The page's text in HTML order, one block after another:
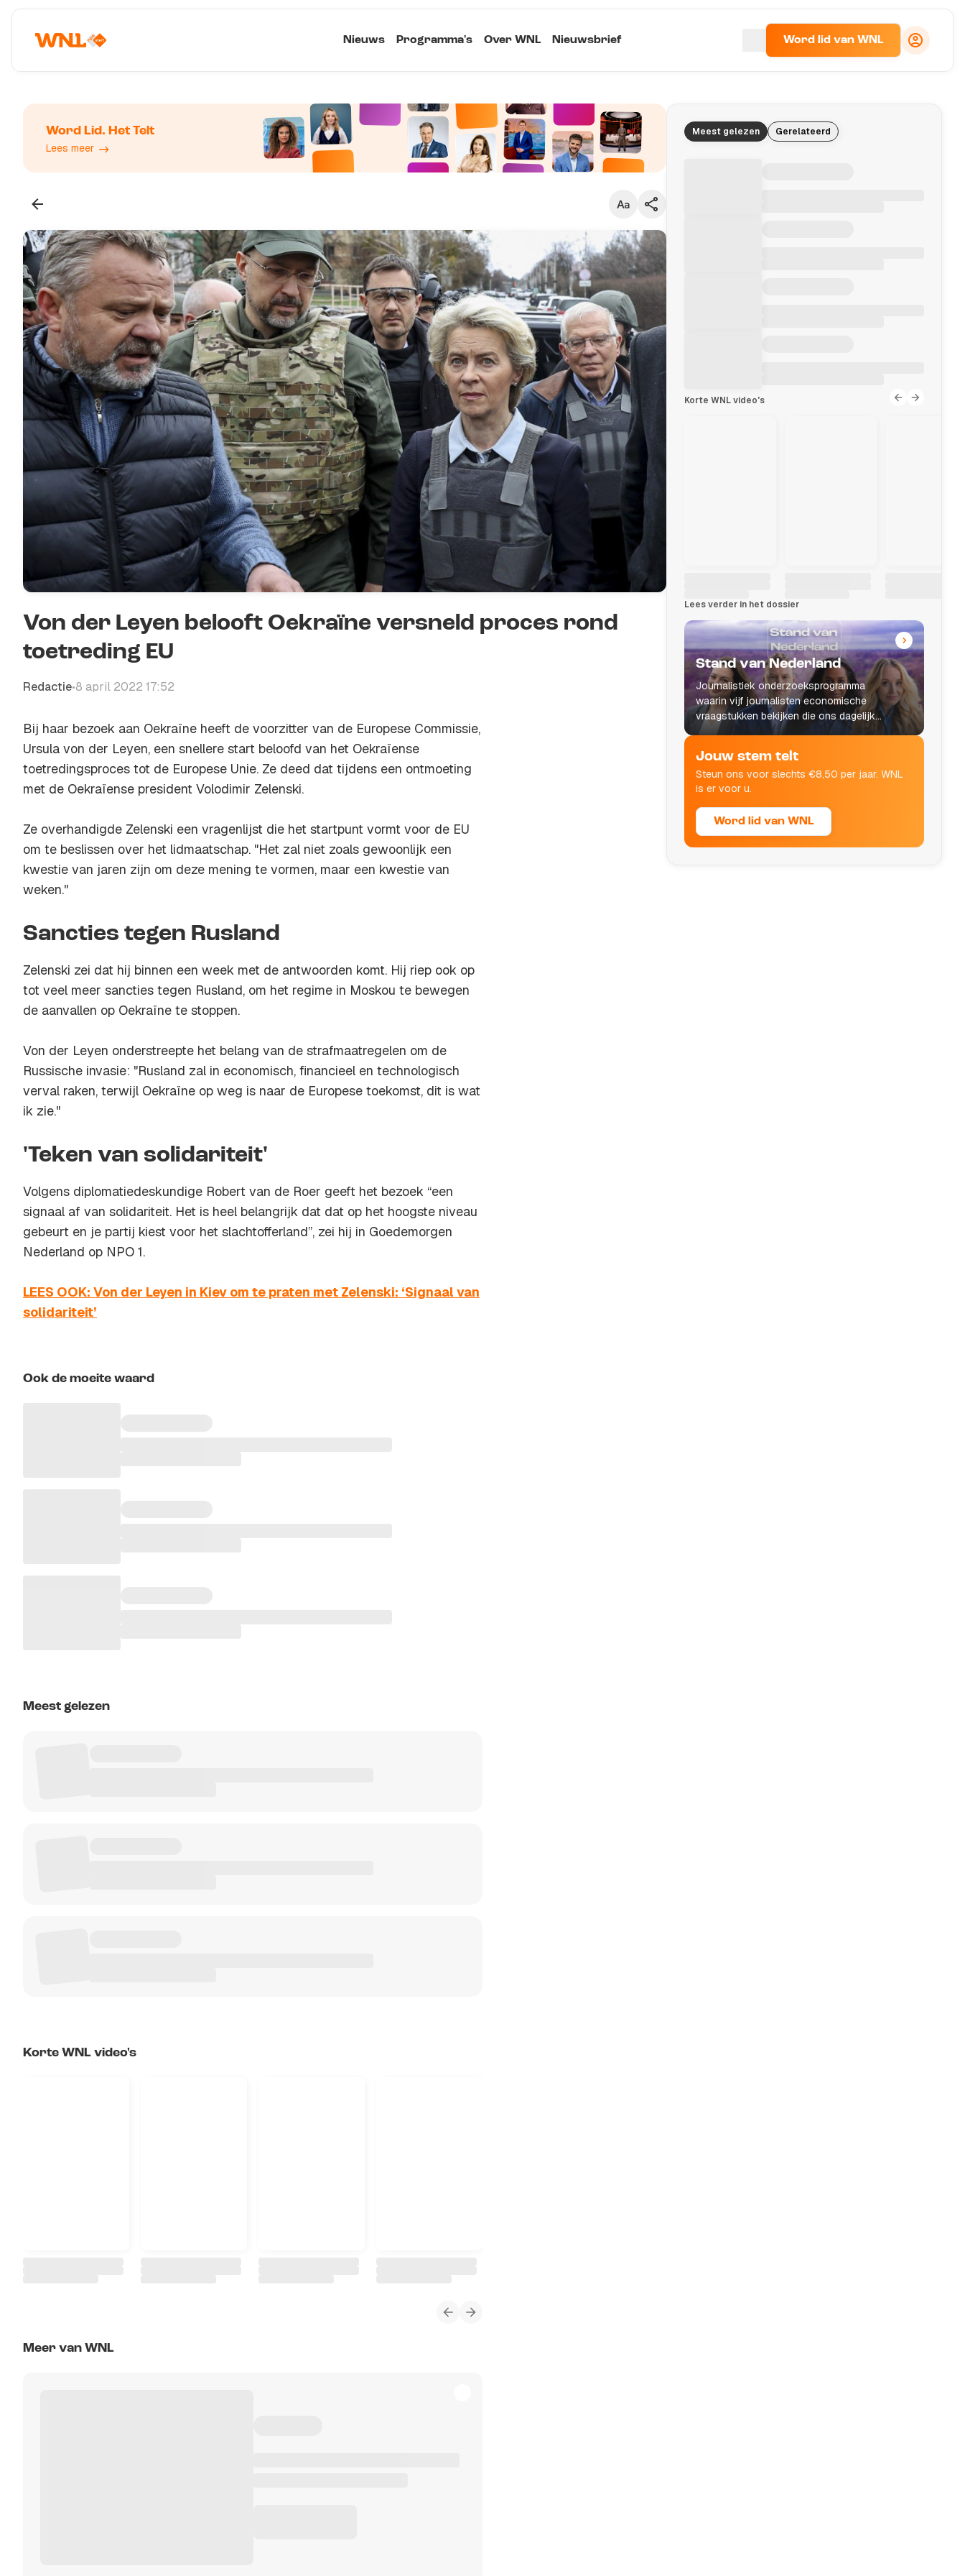
Nieuws Programma's Over WNL Nieuwsbrief Word lid van WNL
Word Lid. Het Telt
Lees meer
Klein
Standaard
Groot
Kopieer link
Von der Leyen belooft Oekraïne versneld proces rond
toetreding EU
Redactie•8 april 2022 17:52
Bij haar bezoek aan Oekraïne heeft de voorzitter van de Europese Commissie,
Ursula von der Leyen, een snellere start beloofd van het Oekraïense
toetredingsproces tot de Europese Unie. Ze deed dat tijdens een ontmoeting
met de Oekraïense president Volodimir Zelenski.
Ze overhandigde Zelenski een vragenlijst die het startpunt vormt voor de EU
om te beslissen over het lidmaatschap. "Het zal niet zoals gewoonlijk een
kwestie van jaren zijn om deze mening te vormen, maar een kwestie van
weken."
Sancties tegen Rusland
Zelenski zei dat hij binnen een week met de antwoorden komt. Hij riep ook op
tot veel meer sancties tegen Rusland, om het regime in Moskou te bewegen
de aanvallen op Oekraïne te stoppen.
Von der Leyen onderstreepte het belang van de strafmaatregelen om de
Russische invasie: "Rusland zal in economisch, financieel en technologisch
verval raken, terwijl Oekraïne op weg is naar de Europese toekomst, dit is wat
ik zie."
'Teken van solidariteit'
Volgens diplomatiedeskundige Robert van de Roer geeft het bezoek “een
signaal af van solidariteit. Het is heel belangrijk dat dat op het hoogste niveau
gebeurt en je partij kiest voor het slachtofferland”, zei hij in Goedemorgen
Nederland op NPO 1.
LEES OOK: Von der Leyen in Kiev om te praten met Zelenski: ‘Signaal van
solidariteit’
Ook de moeite waard
Meest gelezen
Korte WNL video's
Meer van WNL
Meest gelezen Gerelateerd
Korte WNL video's
Lees verder in het dossier
Stand van Nederland
Journalistiek onderzoeksprogramma
waarin vijf journalisten economische
vraagstukken bekijken die ons dagelijks
leven raken.
Jouw stem telt
Steun ons voor slechts €8,50 per jaar. WNL
is er voor u.
Word lid van WNL